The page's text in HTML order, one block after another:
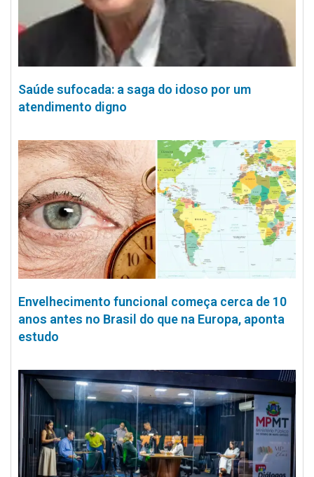
Saúde sufocada: a saga do idoso por um
atendimento digno
Envelhecimento funcional começa cerca de 10
anos antes no Brasil do que na Europa, aponta
estudo